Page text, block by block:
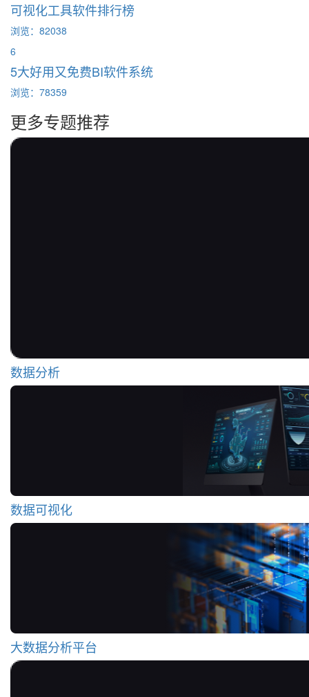
可视化工具软件排行榜
浏览：82038
6
5大好用又免费BI软件系统
浏览：78359
更多专题推荐
数据分析
数据可视化
大数据分析平台